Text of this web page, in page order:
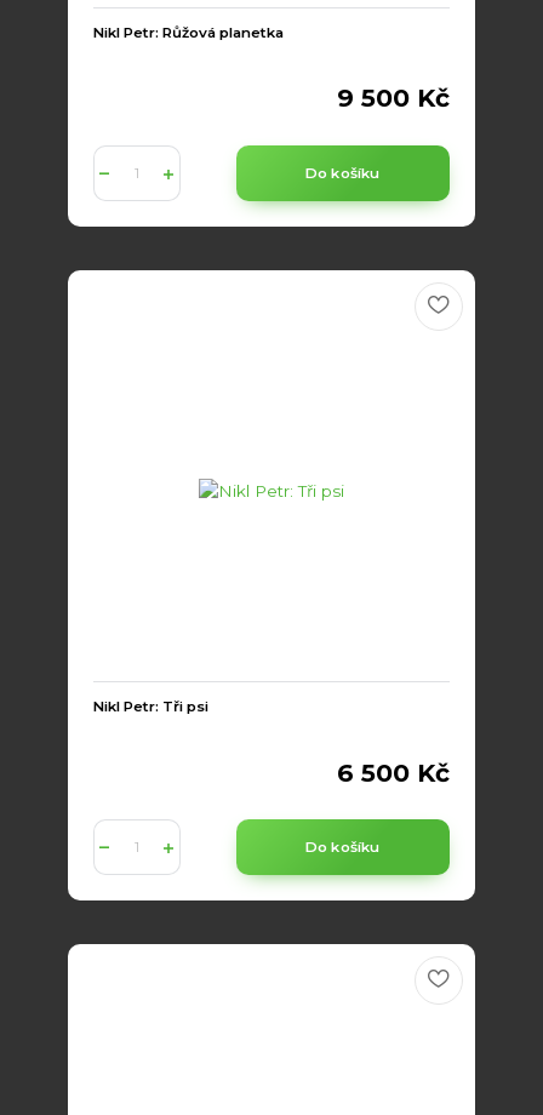
Nikl Petr: Růžová planetka
9 500 Kč
Do košíku
Nikl Petr: Tři psi
6 500 Kč
Do košíku